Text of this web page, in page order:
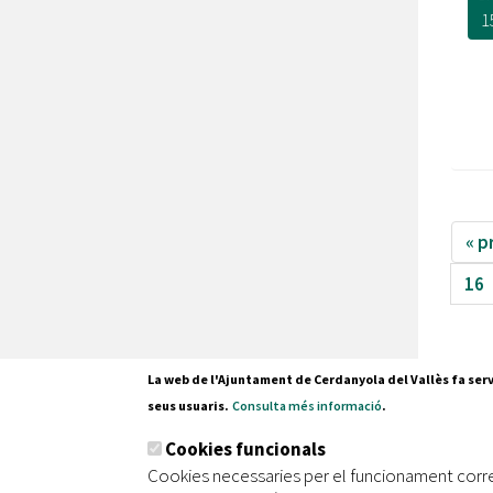
«
16
Tel.
La web de l'Ajuntament de Cerdanyola del Vallès fa
seus usuaris. Consulta més informació.
Cookies funcionals
Cookies necessaries per el funcionament